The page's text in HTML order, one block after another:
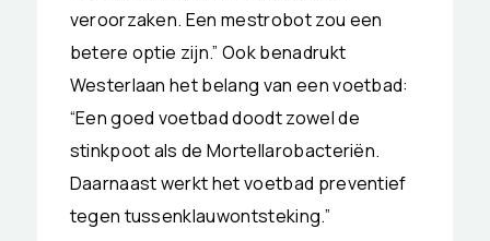
veroorzaken. Een mestrobot zou een
betere optie zijn.” Ook benadrukt
Westerlaan het belang van een voetbad:
“Een goed voetbad doodt zowel de
stinkpoot als de Mortellarobacteriën.
Daarnaast werkt het voetbad preventief
tegen tussenklauwontsteking.”